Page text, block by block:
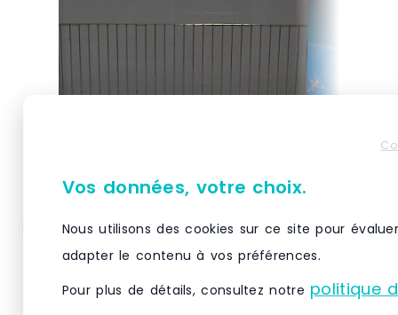
Panier fil gerbable 500 x
700 hauteur 400 mm –
Vos données, votre choix.
Nous utilisons des cookies sur ce site pour
adapter le contenu à vos préférences.
Pour plus de détails, consultez notre politique